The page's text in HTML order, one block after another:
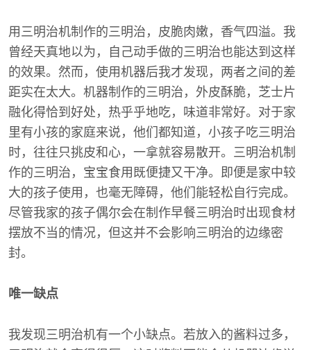
用三明治机制作的三明治，皮脆肉嫩，香气四溢。我
曾经天真地以为，自己动手做的三明治也能达到这样
的效果。然而，使用机器后我才发现，两者之间的差
距实在太大。机器制作的三明治，外皮酥脆，芝士片
融化得恰到好处，热乎乎地吃，味道非常好。对于家
里有小孩的家庭来说，他们都知道，小孩子吃三明治
时，往往只挑皮和心，一拿就容易散开。三明治机制
作的三明治，宝宝食用既便捷又干净。即便是家中较
大的孩子使用，也毫无障碍，他们能轻松自行完成。
尽管我家的孩子偶尔会在制作早餐三明治时出现食材
摆放不当的情况，但这并不会影响三明治的边缘密
封。
唯一缺点
我发现三明治机有一个小缺点。若放入的酱料过多，